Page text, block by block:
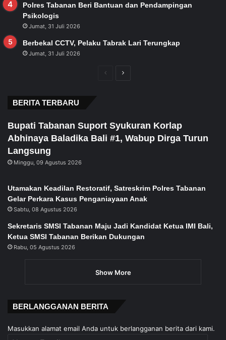
Polres Tabanan Beri Bantuan dan Pendampingan
Psikologis
Jumat, 31 Juli 2026
Berbekal CCTV, Pelaku Tabrak Lari Terungkap
Jumat, 31 Juli 2026
PreviousNext
BERITA TERBARU
Bupati Tabanan Suport Syukuran Korlap
Abhinaya Baladika Bali #1, Wabup Dirga Turun
Langsung
Minggu, 09 Agustus 2026
Utamakan Keadilan Restoratif, Satreskrim Polres Tabanan
Gelar Perkara Kasus Penganiayaan Anak
Sabtu, 08 Agustus 2026
Sekretaris SMSI Tabanan Maju Jadi Kandidat Ketua IMI Bali,
Ketua SMSI Tabanan Berikan Dukungan
Rabu, 05 Agustus 2026
Show More
BERLANGGANAN BERITA
Masukkan alamat email Anda untuk berlangganan berita dari kami.
Alamat